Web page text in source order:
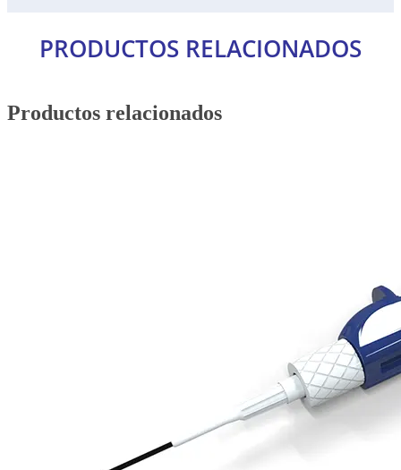
PRODUCTOS RELACIONADOS
Productos relacionados